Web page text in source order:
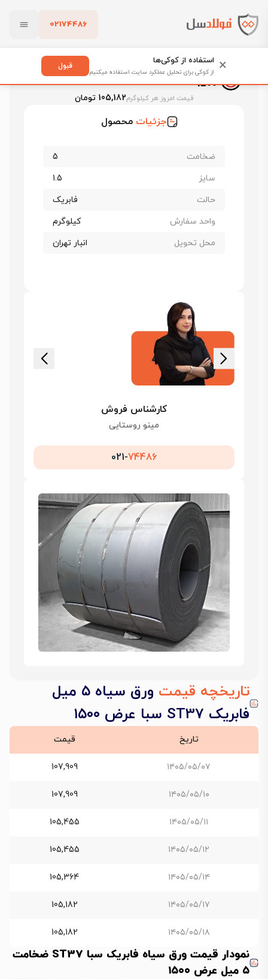
02174486
پاک کردن
فولادسل
ورق سیاه فابریک سبا st37 ضخامت 5 عرض
1500
قیمت امروز هر کیلوگرم105,182 تومان
جزئیات محصول
ضخامت
5
سایز
1.5
حالت
فابریک
واحد سفارش
کیلوگرم
محل تحویل
انبار تهران
کارشناس فروش
مینو روستایی
021-74486
تاریخچه قیمت
ورق سیاه ۵ میل
فابریک ST37 سبا عرض ۱۵۰۰
تاریخ قیمت
۱۴۰۵/۰۵/۰۷ 107,909
۱۴۰۵/۰۵/۱۰ 107,909
۱۴۰۵/۰۵/۱۱ 105,455
۱۴۰۵/۰۵/۱۲ 105,455
۱۴۰۵/۰۵/۱۴ 105,364
۱۴۰۵/۰۵/۱۷ 105,182
۱۴۰۵/۰۵/۱۸ 105,182
نمودار قیمت ورق سیاه فابریک سبا ST37 ضخامت
۵ میل عرض ۱۵۰۰
× استفاده از کوکی‌ها
از کوکی برای تحلیل عملکرد سایت استفاده میکنیم
قبول